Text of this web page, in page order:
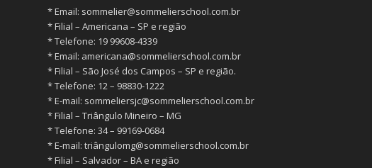
* ⁠Email: sommelier@sommelierschool.com.br
* ⁠Filial – Americana – SP e região
* ⁠Telefone: 19 99608-4339
* ⁠Email: americana@sommelierschool.com.br
* ⁠Filial – São José dos Campos – SP e região.
* ⁠Telefone: 12 – 98830-1222
* ⁠E-mail: sommeliersjc@sommelierschool.com.br
* ⁠Filial – Triângulo Mineiro – MG
* ⁠Telefone: 34 – 99169-0684
* ⁠E-mail: triângulomg@sommelierschool.com.br
* ⁠Filial – Salvador – BA e região